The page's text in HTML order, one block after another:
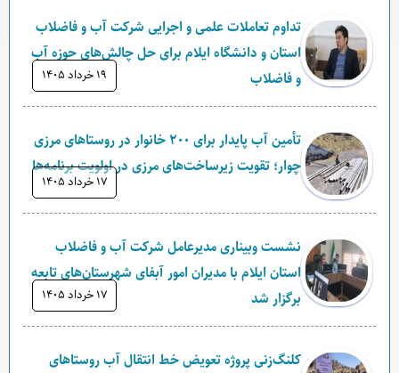
تداوم تعاملات علمی و اجرایی شرکت آب و فاضلاب
استان و دانشگاه ایلام برای حل چالش‌های حوزه آب
و فاضلاب
۱۹ خرداد ۱۴۰۵
تأمین آب پایدار برای ۲۰۰ خانوار در روستاهای مرزی
چوار؛ تقویت زیرساخت‌های مرزی در اولویت برنامه‌ها
۱۷ خرداد ۱۴۰۵
نشست وبیناری مدیرعامل شرکت آب و فاضلاب
استان ایلام با مدیران امور آبفای شهرستان‌های تابعه
برگزار شد
۱۷ خرداد ۱۴۰۵
کلنگ‌زنی پروژه تعویض خط انتقال آب روستاهای